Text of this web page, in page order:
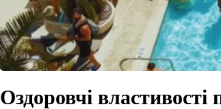
Оздоровчі властивості